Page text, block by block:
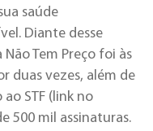
saúde
Diante desse
Tem Preço foi às
duas vezes, além de
STF (link no
500 mil assinaturas.